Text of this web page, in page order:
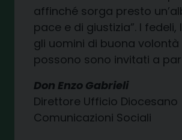
affinché sorga presto
pace e di giustizia”. I fedeli,
gli uomini di buona volontà
possono sono invitati a
Don Enzo Gabrieli
Direttore Ufficio Diocesano
Comunicazioni Sociali